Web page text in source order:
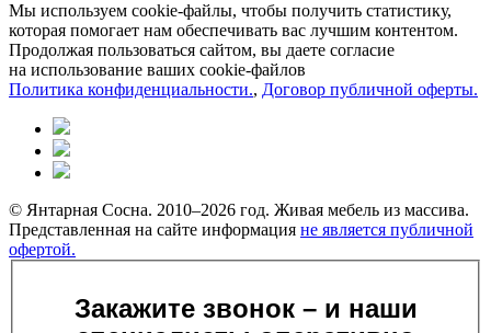
Мы используем cookie-файлы, чтобы получить статистику,
которая помогает нам обеспечивать вас лучшим контентом.
Продолжая пользоваться сайтом, вы даете согласие
на использование ваших cookie-файлов
Политика конфиденциальности., Договор публичной оферты.
© Янтарная Сосна. 2010–2026 год. Живая мебель из массива.
Представленная на сайте информация не является публичной
офертой.
Закажите звонок – и наши